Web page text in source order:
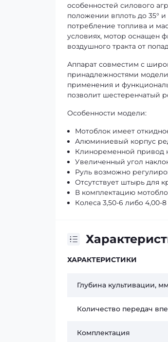
особенностей силового
положении вплоть до 35°
потребление топлива и
условиях, мотор оснащен
воздушного тракта от
Аппарат совместим с
принадлежностями модели
применения и
позволит шестеренчатый
Особенности модели:
Мотоблок имеет
Алюминиевый корпус
Клиноременной привод
Увеличенный угол
Руль возможно
Отсутствует штырь для
В комплектацию
Колеса 3,50-6 либо 4,00-
ХАРАКТЕРИСТИКИ
Глубина культивации, мм
Количество передач
Комплектация